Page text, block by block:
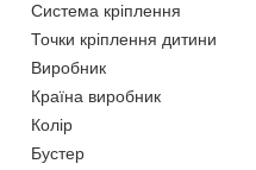
Система кріплення
Точки кріплення дитини
Виробник
Країна виробник
Колір
Бустер